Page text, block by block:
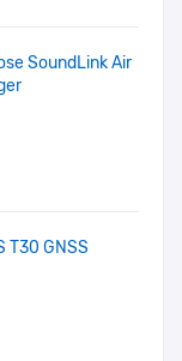
SoundLink Air
T30 GNSS